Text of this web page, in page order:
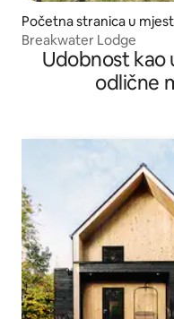
Početna stranica u
our
Breakwater Lodge
Udobnost kao
odlične